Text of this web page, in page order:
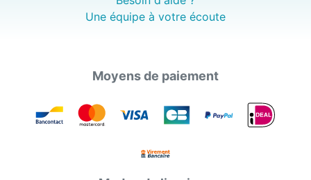
Une équipe à votre écoute
Moyens de paiement